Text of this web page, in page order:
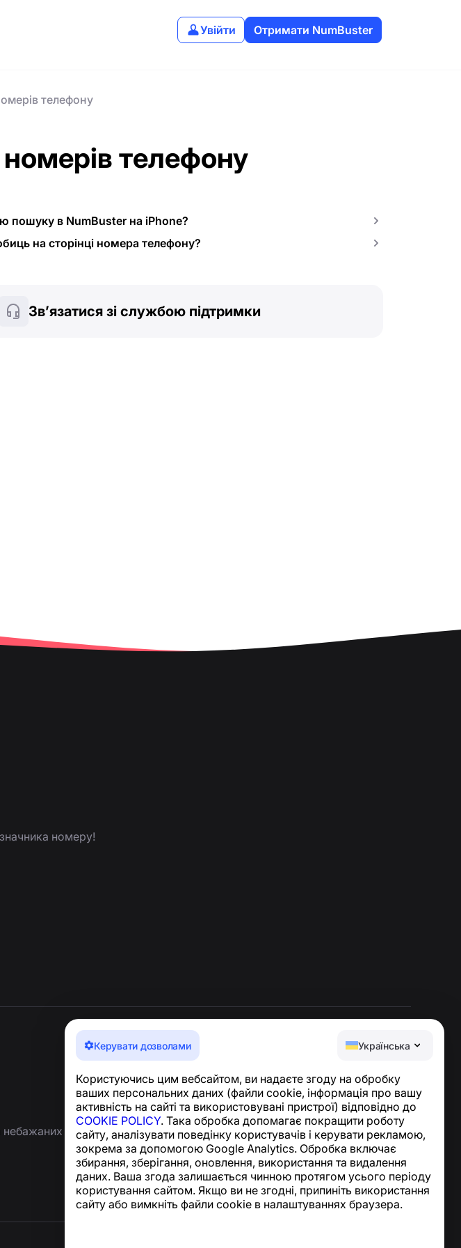
Увійти Отримати NumBuster
Керувати дозволами Українська
Користуючись цим вебсайтом, ви надаєте згоду на обробку
ваших персональних даних (файли cookie, інформація про вашу
активність на сайті та використовувані пристрої) відповідно до
COOKIE POLICY. Така обробка допомагає покращити роботу
сайту, аналізувати поведінку користувачів і керувати рекламою,
зокрема за допомогою Google Analytics. Обробка включає
збирання, зберігання, оновлення, використання та видалення
даних. Ваша згода залишається чинною протягом усього періоду
користування сайтом. Якщо ви не згодні, припиніть використання
сайту або вимкніть файли cookie в налаштуваннях браузера.
телефону
телефону
пошуку в NumBuster на iPhone?
на сторінці номера телефону?
Зв’язатися зі службою підтримки
номеру!
небажаних
Новини та статті
Про проєкт
Контакти